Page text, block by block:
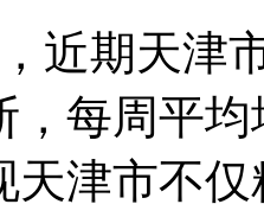
近期天津
，每周平
天津市不